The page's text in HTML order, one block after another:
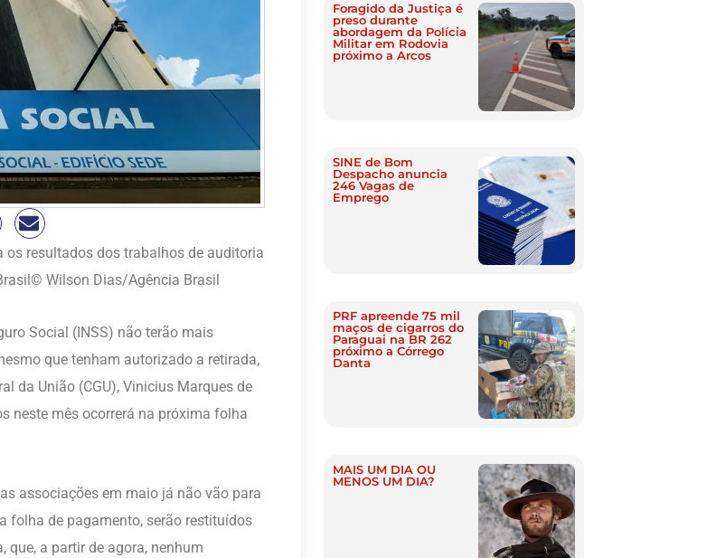
os resultados dos trabalhos de auditoria
Wilson Dias/Agência Brasil
Social (INSS) não terão mais
que tenham autorizado a retirada,
da União (CGU), Vinicius Marques de
neste mês ocorrerá na próxima folha
associações em maio já não vão para
folha de pagamento, serão restituídos
que, a partir de agora, nenhum
Foragido da Justiça é
preso durante
abordagem da Polícia
Militar em Rodovia
próximo a Arcos
SINE de Bom
Despacho anuncia
246 Vagas de
Emprego
PRF apreende 75 mil
maços de cigarros do
Paraguai na BR 262
próximo a Córrego
Danta
MAIS UM DIA OU
MENOS UM DIA?